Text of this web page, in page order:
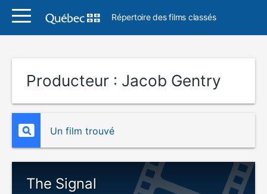
Répertoire des films classés
Producteur : Jacob Gentry
Un film trouvé
The Signal